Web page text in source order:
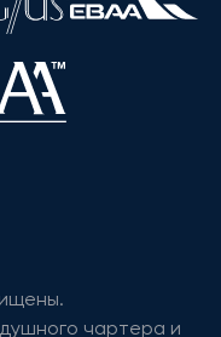
чартера и